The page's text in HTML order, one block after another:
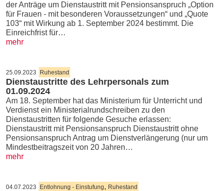
der Anträge um Dienstaustritt mit Pensionsanspruch „Option
für Frauen - mit besonderen Voraussetzungen“ und „Quote
103“ mit Wirkung ab 1. September 2024 bestimmt. Die
Einreichfrist für…
mehr
25.09.2023 Ruhestand
Dienstaustritte des Lehrpersonals zum
01.09.2024
Am 18. September hat das Ministerium für Unterricht und
Verdienst ein Ministerialrundschreiben zu den
Dienstaustritten für folgende Gesuche erlassen:
Dienstaustritt mit Pensionsanspruch Dienstaustritt ohne
Pensionsanspruch Antrag um Dienstverlängerung (nur um
Mindestbeitragszeit von 20 Jahren…
mehr
04.07.2023 Entlohnung - Einstufung, Ruhestand